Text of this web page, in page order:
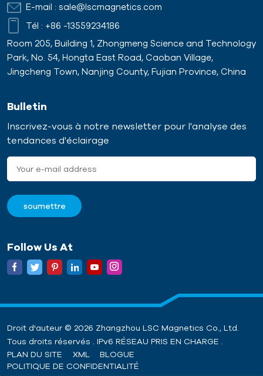
E-mail : sale@lscmagnetics.com
Tél : +86 -13559234186
Room 205, Building 1, Zhongmeng Science and Technology
Park, No. 54, Hongta East Road, Caoban Village,
Jingcheng Town, Nanjing County, Fujian Province, China
Bulletin
Inscrivez-vous à notre newsletter pour l'analyse des
tendances d'éclairage
Follow Us At
Droit d'auteur © 2026 Zhangzhou LSC Magnetics Co., Ltd.
Tous droits réservés . IPv6 RÉSEAU PRIS EN CHARGE .
PLAN DU SITE
XML
BLOGUE
POLITIQUE DE CONFIDENTIALITÉ